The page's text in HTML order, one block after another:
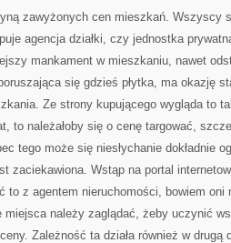
zawyżonych cen mieszkań. Wszyscy
agencja działki, czy jednostka
mankament w mieszkaniu, nawet
się gdzieś płytka, ma okazję
Ze strony kupującego wygląda to
to należałoby się o cenę targować,
tego może się niesłychanie dokładnie
zaciekawiona. Wstąp na portal
to z agentem nieruchomości, bowiem oni
miejsca należy zaglądać, żeby uczynić
Zależność ta działa również w drugą